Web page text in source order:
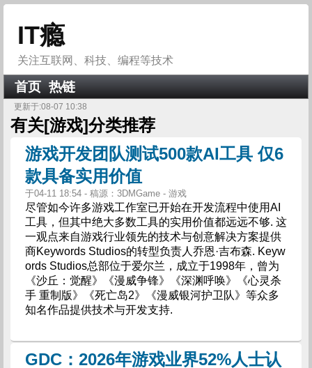
IT瘾
关注互联网、科技、编程等技术
首页 热链
更新于:08-07 10:38
有关[游戏]分类推荐
游戏开发团队测试500款AI工具 仅6
款具备实用价值
于04-11 18:54 - 稿源：3DMGame - 游戏
尽管如今许多游戏工作室已开始在开发流程中使用AI
工具，但其中绝大多数工具的实用价值都远远不够. 这
一观点来自游戏行业领先的技术与创意解决方案提供
商Keywords Studios的转型负责人乔恩·吉布森. Keyw
ords Studios总部位于爱尔兰，成立于1998年，曾为
《沙丘：觉醒》《漫威争锋》《深渊呼唤》《心灵杀
手 重制版》《死亡岛2》《漫威银河护卫队》等众多
知名作品提供技术与开发支持.
GDC：2026年游戏业界52%人士认